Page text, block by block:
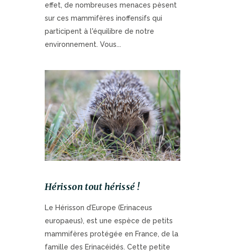
effet, de nombreuses menaces pèsent
sur ces mammifères inoffensifs qui
participent à l'équilibre de notre
environnement. Vous...
Hérisson tout hérissé !
Le Hérisson d’Europe (Erinaceus
europaeus), est une espèce de petits
mammifères protégée en France, de la
famille des Erinacéidés. Cette petite